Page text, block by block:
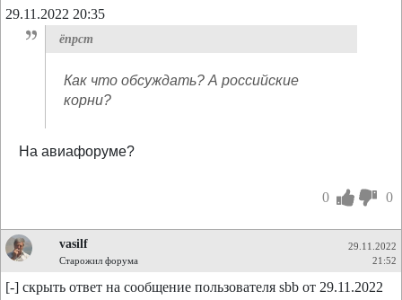
29.11.2022 20:35
ёпрст
Как что обсуждать? А российские
корни?
На авиафоруме?
0 0
vasilf
Старожил форума
29.11.2022
21:52
[-] скрыть ответ на сообщение пользователя sbb от 29.11.2022